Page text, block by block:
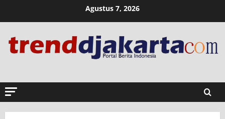
Agustus 7, 2026